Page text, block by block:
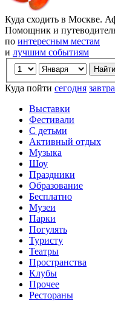
Куда сходить в Москве.
Помощник и
по интересным местам
и лучшим событиям
Куда пойти сегодня завтра
Выставки
Фестивали
С детьми
Активный отдых
Музыка
Шоу
Праздники
Образование
Бесплатно
Музеи
Парки
Погулять
Туристу
Театры
Пространства
Клубы
Прочее
Рестораны